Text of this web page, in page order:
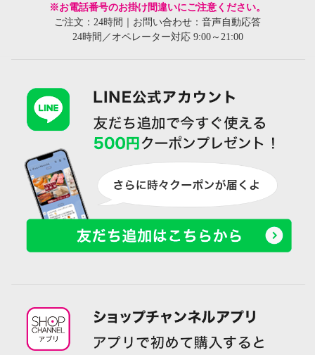
※お電話番号のお掛け間違いにご注意ください。
ご注文：24時間｜お問い合わせ：音声自動応答
24時間／オペレーター対応 9:00～21:00